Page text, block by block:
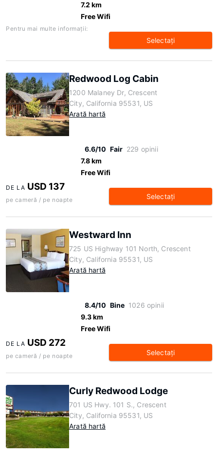
7.2 km
Free Wifi
Pentru mai multe informaţii:
Selectaţi
Redwood Log Cabin
1200 Malaney Dr, Crescent
City, California 95531, US
Arată hartă
6.6/10 Fair 229 opinii
7.8 km
Free Wifi
DE LA USD 137
pe cameră / pe noapte Selectaţi
Westward Inn
725 US Highway 101 North, Crescent
City, California 95531, US
Arată hartă
8.4/10 Bine 1026 opinii
9.3 km
Free Wifi
DE LA USD 272
pe cameră / pe noapte Selectaţi
Curly Redwood Lodge
701 US Hwy. 101 S., Crescent
City, California 95531, US
Arată hartă